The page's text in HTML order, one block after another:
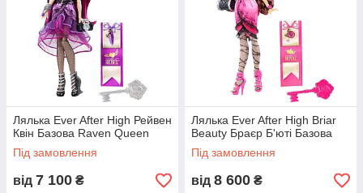
Лялька Ever After High Рейвен
Квін Базова Raven Queen
Під замовлення
від 7 100 ₴
Лялька Ever After High Briar
Beauty Браєр Б'юті Базова
Під замовлення
від 8 600 ₴